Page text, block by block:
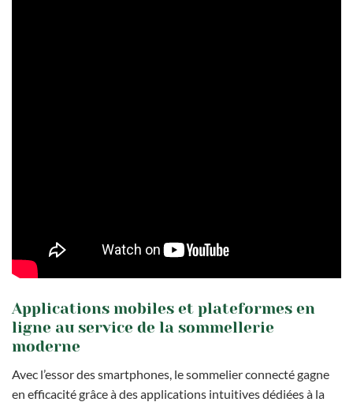
Applications mobiles et plateformes en
ligne au service de la sommellerie
moderne
Avec l’essor des smartphones, le sommelier connecté gagne
en efficacité grâce à des applications intuitives dédiées à la